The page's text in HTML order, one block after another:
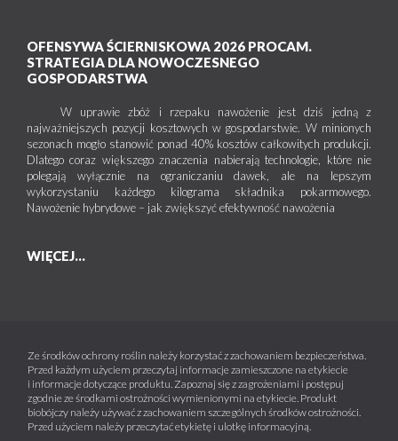
OFENSYWA ŚCIERNISKOWA 2026 PROCAM.
STRATEGIA DLA NOWOCZESNEGO
GOSPODARSTWA
W uprawie zbóż i rzepaku nawożenie jest dziś jedną z
najważniejszych pozycji kosztowych w gospodarstwie. W minionych
sezonach mogło stanowić ponad 40% kosztów całkowitych produkcji.
Dlatego coraz większego znaczenia nabierają technologie, które nie
polegają wyłącznie na ograniczaniu dawek, ale na lepszym
wykorzystaniu każdego kilograma składnika pokarmowego.
Nawożenie hybrydowe – jak zwiększyć efektywność nawożenia
WIĘCEJ...
Ze środków ochrony roślin należy korzystać z zachowaniem bezpieczeństwa.
Przed każdym użyciem przeczytaj informacje zamieszczone na etykiecie
i informacje dotyczące produktu. Zapoznaj się z zagrożeniami i postępuj
zgodnie ze środkami ostrożności wymienionymi na etykiecie. Produkt
biobójczy należy używać z zachowaniem szczególnych środków ostrożności.
Przed użyciem należy przeczytać etykietę i ulotkę informacyjną.